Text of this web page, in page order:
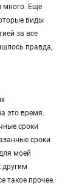
много. Еще
виды
за все
правда,
это время.
сроки
сроки
моей
такое прочее.